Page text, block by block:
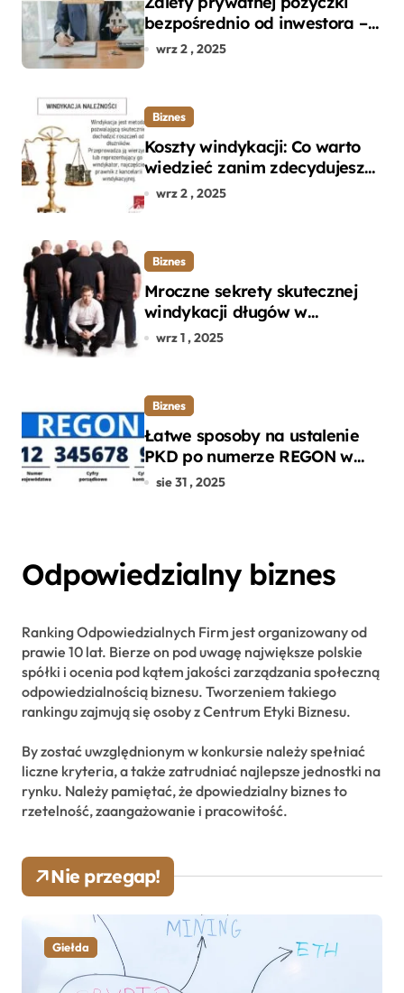
bezpośrednio od inwestora –
dlaczego warto?
wrz 2 , 2025
Biznes
Koszty windykacji: Co warto
wiedzieć zanim zdecydujesz
się na odzyskanie długu?
wrz 2 , 2025
Biznes
Mroczne sekrety skutecznej
windykacji długów w
departamencie windykacji
wrz 1 , 2025
Biznes
Łatwe sposoby na ustalenie
PKD po numerze REGON w
kilku prostych krokach
sie 31 , 2025
Odpowiedzialny biznes
Ranking Odpowiedzialnych Firm jest organizowany od
prawie 10 lat. Bierze on pod uwagę największe polskie
spółki i ocenia pod kątem jakości zarządzania społeczną
odpowiedzialnością biznesu. Tworzeniem takiego
rankingu zajmują się osoby z Centrum Etyki Biznesu.
By zostać uwzględnionym w konkursie należy spełniać
liczne kryteria, a także zatrudniać najlepsze jednostki na
rynku. Należy pamiętać, że dpowiedzialny biznes to
rzetelność, zaangażowanie i pracowitość.
Nie przegap!
Giełda